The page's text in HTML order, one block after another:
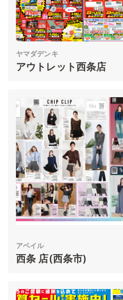
ヤマダデンキ
アウトレット西条店
アベイル
西条 店(西条市)